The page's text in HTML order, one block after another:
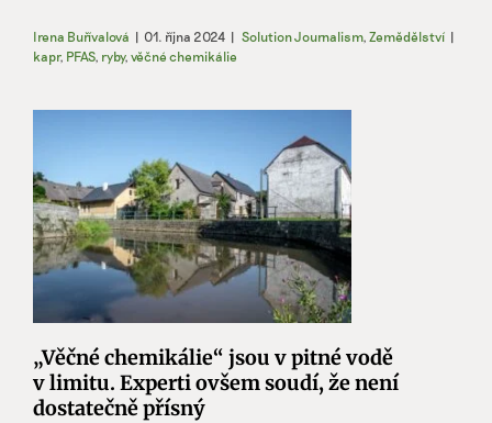
Irena Buřívalová | 01. října 2024 | Solution Journalism, Zemědělství |
kapr, PFAS, ryby, věčné chemikálie
„Věčné chemikálie“ jsou v pitné vodě
v limitu. Experti ovšem soudí, že není
dostatečně přísný